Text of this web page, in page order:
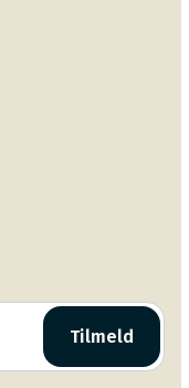
Tilmeld